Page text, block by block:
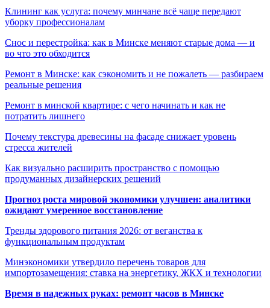
Клининг как услуга: почему минчане всё чаще передают
уборку профессионалам
Снос и перестройка: как в Минске меняют старые дома — и
во что это обходится
Ремонт в Минске: как сэкономить и не пожалеть — разбираем
реальные решения
Ремонт в минской квартире: с чего начинать и как не
потратить лишнего
Почему текстура древесины на фасаде снижает уровень
стресса жителей
Как визуально расширить пространство с помощью
продуманных дизайнерских решений
Прогноз роста мировой экономики улучшен: аналитики
ожидают умеренное восстановление
Тренды здорового питания 2026: от веганства к
функциональным продуктам
Минэкономики утвердило перечень товаров для
импортозамещения: ставка на энергетику, ЖКХ и технологии
Время в надежных руках: ремонт часов в Минске